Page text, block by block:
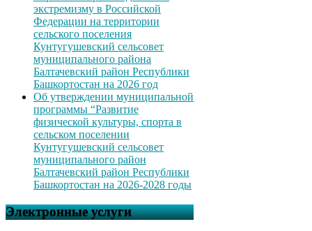
экстремизму в Российской
Федерации на территории
сельского поселения
Кунтугушевский сельсовет
муниципального района
Балтачевский район Республики
Башкортостан на 2026 год
Об утверждении муниципальной
программы “Развитие
физической культуры, спорта в
сельском поселении
Кунтугушевский сельсовет
муниципального район
Балтачевский район Республики
Башкортостан на 2026-2028 годы
Электронные услуги